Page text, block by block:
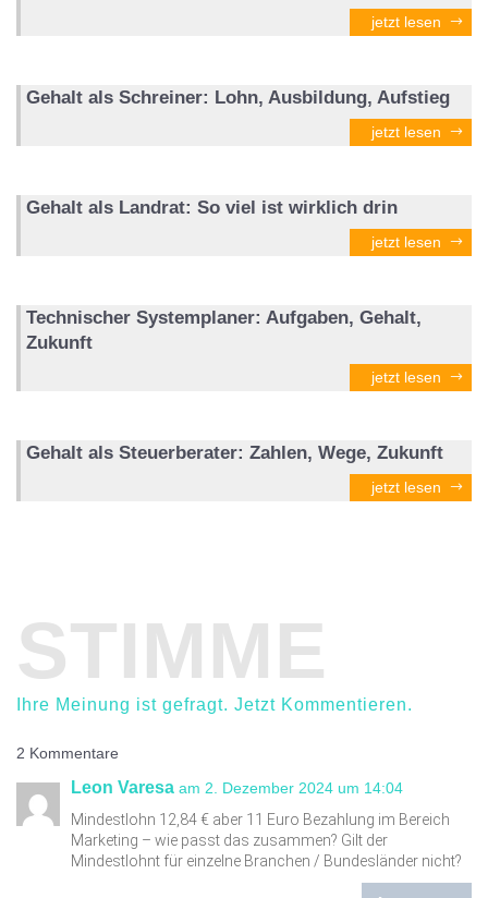
jetzt lesen
Gehalt als Schreiner: Lohn, Ausbildung, Aufstieg
jetzt lesen
Gehalt als Landrat: So viel ist wirklich drin
jetzt lesen
Technischer Systemplaner: Aufgaben, Gehalt,
Zukunft
jetzt lesen
Gehalt als Steuerberater: Zahlen, Wege, Zukunft
jetzt lesen
STIMME
Ihre Meinung ist gefragt. Jetzt Kommentieren.
2 Kommentare
Leon Varesa am 2. Dezember 2024 um 14:04
Mindestlohn 12,84 € aber 11 Euro Bezahlung im Bereich
Marketing – wie passt das zusammen? Gilt der
Mindestlohnt für einzelne Branchen / Bundesländer nicht?